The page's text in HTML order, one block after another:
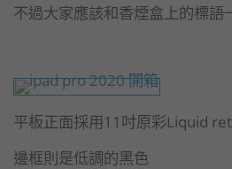
不過大家應該和香煙盒上的標語
平板正面採用11吋原彩Liquid
邊框則是低調的黑色